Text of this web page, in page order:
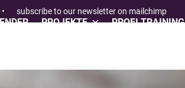
• subscribe to our newsletter on mailchimp
PROJEKTE PROFI TRAINING